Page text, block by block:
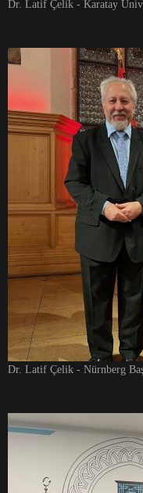
Dr. Latif Çelik - Karatay
Dr. Latif Çelik - Nürnberg